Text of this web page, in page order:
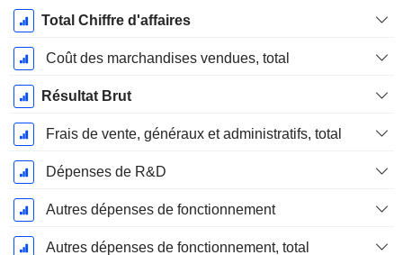
Total Chiffre d'affaires
Coût des marchandises vendues, total
Résultat Brut
Frais de vente, généraux et administratifs, total
Dépenses de R&D
Autres dépenses de fonctionnement
Autres dépenses de fonctionnement, total